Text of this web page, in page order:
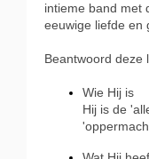
intieme band met
eeuwige liefde en
Beantwoord deze
Wie Hij is
Hij is de